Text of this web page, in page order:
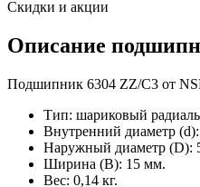
Скидки и акции
Описание
Подшипник 6304 ZZ/C3 от
Тип: шариковый
Внутренний диаметр
Наружный диаметр (D):
Ширина (B): 15 мм.
Вес: 0,14 кг.